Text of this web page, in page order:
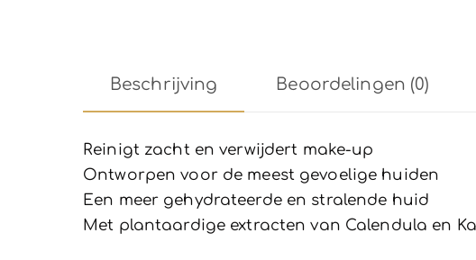
Beschrijving Beoordelingen (0)
Reinigt zacht en verwijdert make-up
Ontworpen voor de meest gevoelige huiden
Een meer gehydrateerde en stralende huid
Met plantaardige extracten van Calendula en